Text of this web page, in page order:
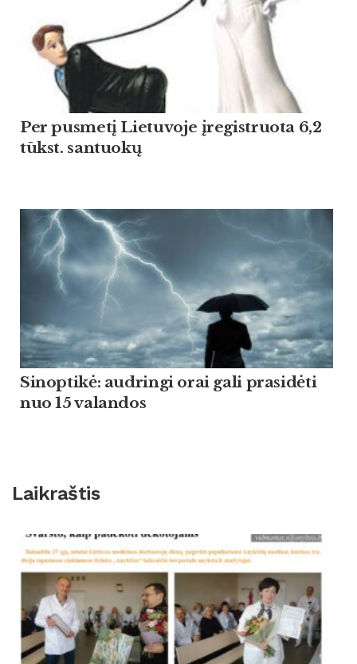
Per pusmetį Lietuvoje įregistruota 6,2
tūkst. santuokų
Sinoptikė: audringi orai gali prasidėti
nuo 15 valandos
Laikraštis